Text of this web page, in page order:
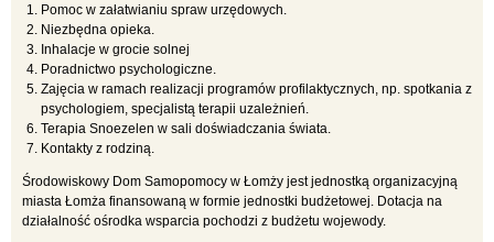
Pomoc w załatwianiu spraw urzędowych.
Niezbędna opieka.
Inhalacje w grocie solnej
Poradnictwo psychologiczne.
Zajęcia w ramach realizacji programów profilaktycznych, np. spotkania z
psychologiem, specjalistą terapii uzależnień.
Terapia Snoezelen w sali doświadczania świata.
Kontakty z rodziną.
Środowiskowy Dom Samopomocy w Łomży jest jednostką organizacyjną
miasta Łomża finansowaną w formie jednostki budżetowej. Dotacja na
działalność ośrodka wsparcia pochodzi z budżetu wojewody.